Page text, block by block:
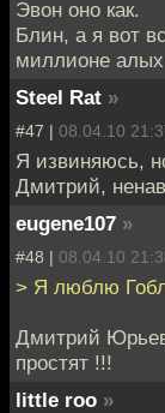
Эвон оно как.
Блин, а я вот
миллионе алых
Steel Rat »
#47 | 08.04.10
Я извиняюсь,
Дмитрий,
eugene107 »
#48 | 08.04.10
> Я люблю
Дмитрий
простят !!!
little roo »